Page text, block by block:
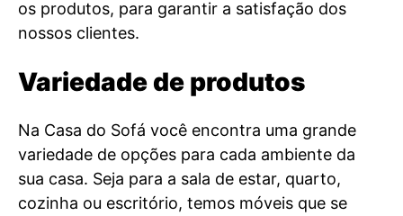
os produtos, para garantir a satisfação dos
nossos clientes.
Variedade de produtos
Na Casa do Sofá você encontra uma grande
variedade de opções para cada ambiente da
sua casa. Seja para a sala de estar, quarto,
cozinha ou escritório, temos móveis que se